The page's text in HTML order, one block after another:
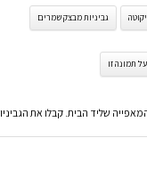
גביניות מבצק שמרים
שליד הבית. קבלו את